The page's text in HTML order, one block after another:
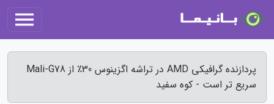
پردازنده گرافیکی AMD در تراشه اگزینوس 30٪ از Mali-G78
سریع تر است - کوه سفید